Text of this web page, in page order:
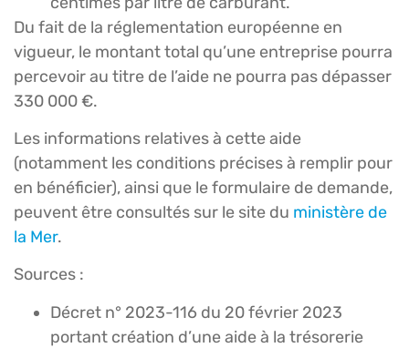
Du fait de la réglementation européenne en
vigueur, le montant total qu’une entreprise pourra
percevoir au titre de l’aide ne pourra pas dépasser
330 000 €.
Les informations relatives à cette aide
(notamment les conditions précises à remplir pour
en bénéficier), ainsi que le formulaire de demande,
peuvent être consultés sur le site du ministère de
la Mer.
Sources :
Décret n° 2023-116 du 20 février 2023
portant création d’une aide à la trésorerie